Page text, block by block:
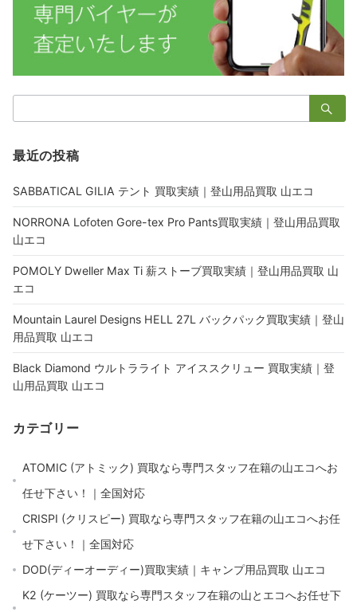
索：
最近の投稿
SABBATICAL GILIA テント 買取実績｜登山用品買取 山エコ
NORRONA Lofoten Gore-tex Pro Pants買取実績｜登山用品買取
山エコ
POMOLY Dweller Max Ti 薪ストーブ買取実績｜登山用品買取 山
エコ
Mountain Laurel Designs HELL 27L バックパック買取実績｜登山
用品買取 山エコ
Black Diamond ウルトラライト アイススクリュー 買取実績｜登
山用品買取 山エコ
カテゴリー
ATOMIC (アトミック) 買取なら専門スタッフ在籍の山エコへお
任せ下さい！｜全国対応
CRISPI (クリスピー) 買取なら専門スタッフ在籍の山エコへお任
せ下さい！｜全国対応
DOD(ディーオーディー)買取実績｜キャンプ用品買取 山エコ
K2 (ケーツー) 買取なら専門スタッフ在籍の山とエコへお任せ下